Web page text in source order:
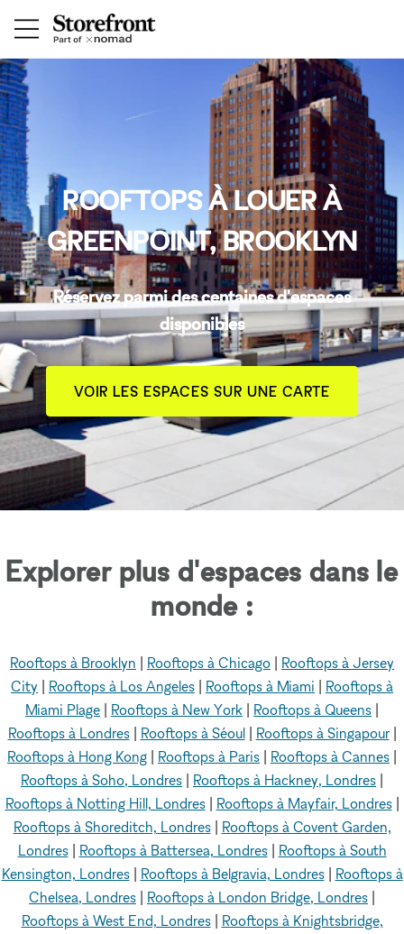
ROOFTOPS À LOUER À
GREENPOINT, BROOKLYN
Réservez parmi des centaines d'espaces
disponibles
VOIR LES ESPACES SUR UNE CARTE
Explorer plus d'espaces dans le
monde :
Rooftops à Brooklyn Rooftops à Chicago
Rooftops à Jersey
City
Rooftops à Los Angeles Rooftops à Miami
Rooftops à
Miami Plage
Rooftops à New York Rooftops à Queens
Rooftops à Londres| Rooftops à Séoul| Rooftops à Singapour|
Rooftops à Hong Kong
Rooftops à Paris Rooftops à Cannes
Rooftops à Soho, Londres
Rooftops à Hackney, Londres
Rooftops à Notting Hill, Londres| Rooftops à Mayfair, Londres|
Rooftops à Shoreditch, Londres| Rooftops à Covent Garden,
Londres| Rooftops à Battersea, Londres| Rooftops à South
Kensington, Londres| Rooftops à Belgravia, Londres| Rooftops à
Chelsea, Londres
Rooftops à London Bridge, Londres
Rooftops à West End, Londres| Rooftops à Knightsbridge,